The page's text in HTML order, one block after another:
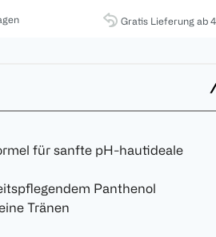
Gratis Lieferung ab
für sanfte pH-hautideale
Panthenol
Tränen